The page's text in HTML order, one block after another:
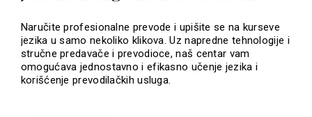
Naručite profesionalne prevode i upišite se na kurseve
jezika u samo nekoliko klikova. Uz napredne tehnologije i
stručne predavače i prevodioce, naš centar vam
omogućava jednostavno i efikasno učenje jezika i
korišćenje prevodilačkih usluga.